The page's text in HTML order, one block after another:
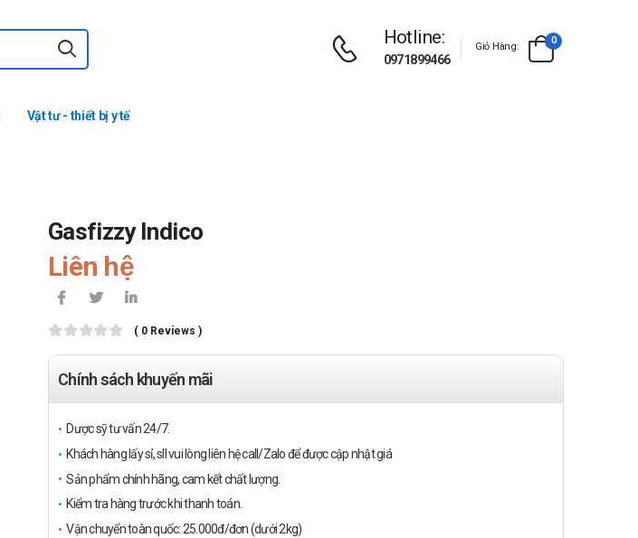
Hotline:
0971899466
Giỏ Hàng:
0
Vật tư - thiết bị y tế
Gasfizzy Indico
Liên hệ
( 0 Reviews )
Chính sách khuyến mãi
Dược sỹ tư vấn 24/7.
Khách hàng lấy sỉ, sll vui lòng liên hệ call/Zalo để được cập nhật giá
Sản phẩm chính hãng, cam kết chất lượng.
Kiểm tra hàng trước khi thanh toán.
Vận chuyển toàn quốc: 25.000đ/đơn (dưới 2kg)